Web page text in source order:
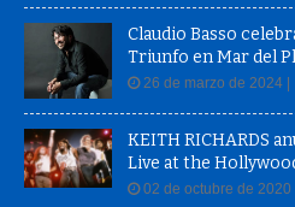
Claudio Basso
Triunfo en Mar del
26 de marzo de 2024 |
KEITH RICHARDS
Live at the
02 de octubre de 2020